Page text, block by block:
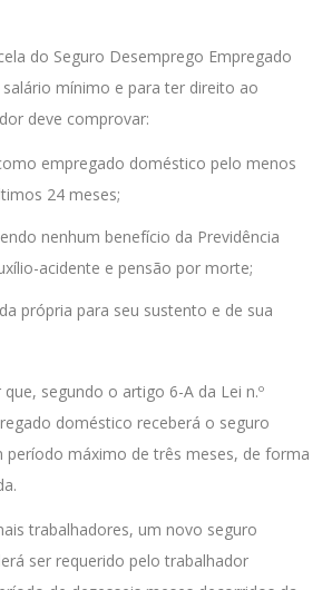
do Seguro Desemprego Empregado
mínimo e para ter direito ao
deve comprovar:
empregado doméstico pelo menos
24 meses;
nenhum benefício da Previdência
acidente e pensão por morte;
própria para seu sustento e de sua
segundo o artigo 6-A da Lei n.º
doméstico receberá o seguro
período máximo de três meses, de forma
trabalhadores, um novo seguro
ser requerido pelo trabalhador